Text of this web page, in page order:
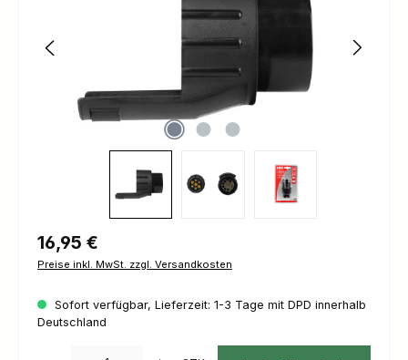
Regulärer Preis:
16,95 €
Preise inkl. MwSt. zzgl. Versandkosten
Sofort verfügbar, Lieferzeit: 1-3 Tage mit DPD innerhalb
Deutschland